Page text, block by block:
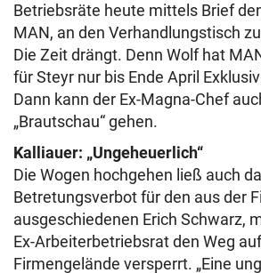
Betriebsräte heute mittels Brief
MAN, an den Verhandlungstisch
Die Zeit drängt. Denn Wolf hat
für Steyr nur bis Ende April
Dann kann der Ex-Magna-Chef
„Brautschau“ gehen.
Kalliauer: „Ungeheuerlich“
Die Wogen hochgehen ließ auch
Betretungsverbot für den aus der
ausgeschiedenen Erich Schwarz,
Ex-Arbeiterbetriebsrat den Weg
Firmengelände versperrt. „Eine